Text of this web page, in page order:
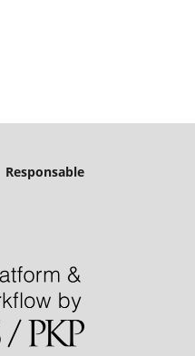
Responsable